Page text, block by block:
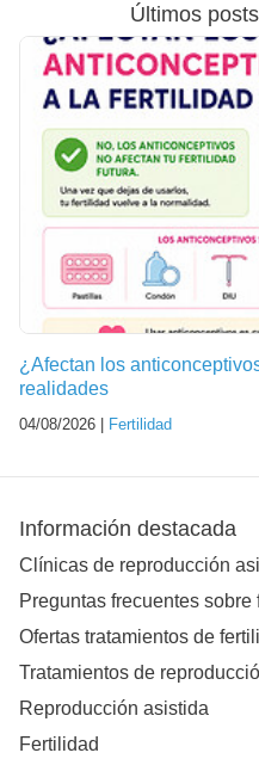
Últimos
¿Afectan los
realidades
04/08/2026 | Fertilidad
Información destacada
Clínicas de reproducción
Preguntas frecuentes sobre
Ofertas tratamientos de
Tratamientos de
Reproducción asistida
Fertilidad